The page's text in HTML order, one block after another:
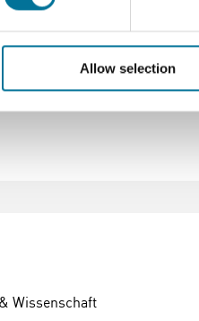
Allow selection
Wissenschaft